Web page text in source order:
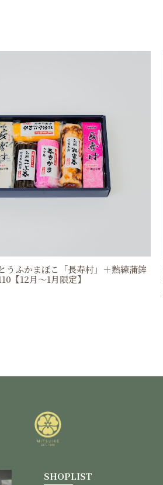
うふかまぼこ「長寿村」＋熟練蒲鉾
【12月〜1月限定】
SHOPLIST